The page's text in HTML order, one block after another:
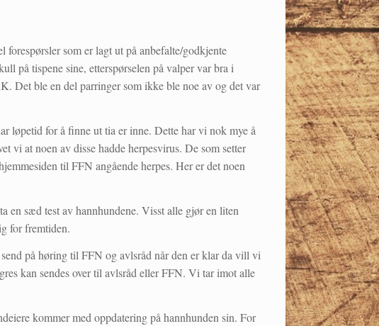
som er lagt ut på anbefalte/godkjente
på tispene sine, etterspørselen på valper var bra i
Det ble en del parringer som ikke ble noe av og det var
løpetid for å finne ut tia er inne. Dette har vi nok mye å
vi at noen av disse hadde herpesvirus. De som setter
til FFN angående herpes. Her er det noen
en sæd test av hannhundene. Visst alle gjør en liten
for fremtiden.
på høring til FFN og avlsråd når den er klar da vill vi
kan sendes over til avlsråd eller FFN. Vi tar imot alle
kommer med oppdatering på hannhunden sin. For